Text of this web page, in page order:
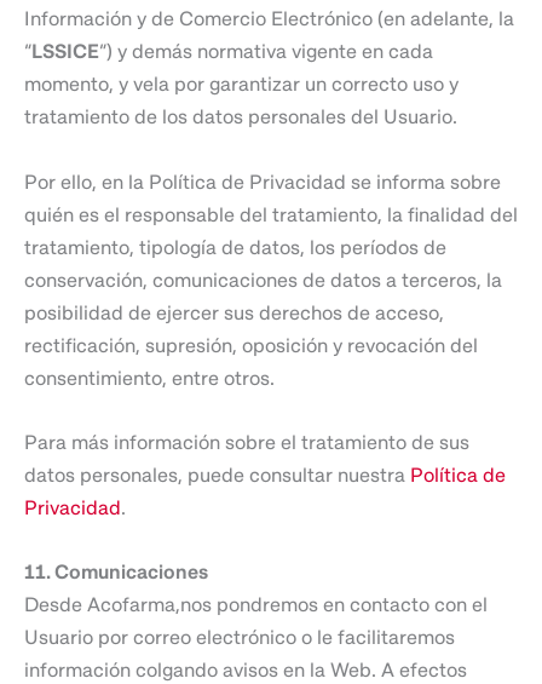
Información y de Comercio Electrónico (en adelante, la
“LSSICE”) y demás normativa vigente en cada
momento, y vela por garantizar un correcto uso y
tratamiento de los datos personales del Usuario.
Por ello, en la Política de Privacidad se informa sobre
quién es el responsable del tratamiento, la finalidad del
tratamiento, tipología de datos, los períodos de
conservación, comunicaciones de datos a terceros, la
posibilidad de ejercer sus derechos de acceso,
rectificación, supresión, oposición y revocación del
consentimiento, entre otros.
Para más información sobre el tratamiento de sus
datos personales, puede consultar nuestra Política de
Privacidad.
11. Comunicaciones
Desde Acofarma,nos pondremos en contacto con el
Usuario por correo electrónico o le facilitaremos
información colgando avisos en la Web. A efectos